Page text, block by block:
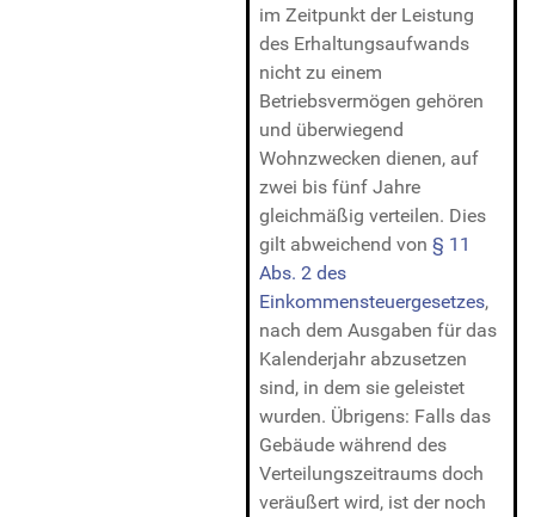
im Zeitpunkt der Leistung
des Erhaltungsaufwands
nicht zu einem
Betriebsvermögen gehören
und überwiegend
Wohnzwecken dienen, auf
zwei bis fünf Jahre
gleichmäßig verteilen. Dies
gilt abweichend von § 11
Abs. 2 des
Einkommensteuergesetzes,
nach dem Ausgaben für das
Kalenderjahr abzusetzen
sind, in dem sie geleistet
wurden. Übrigens: Falls das
Gebäude während des
Verteilungszeitraums doch
veräußert wird, ist der noch